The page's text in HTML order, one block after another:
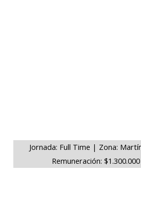
Jornada: Full Time | Zona:
Remuneración: